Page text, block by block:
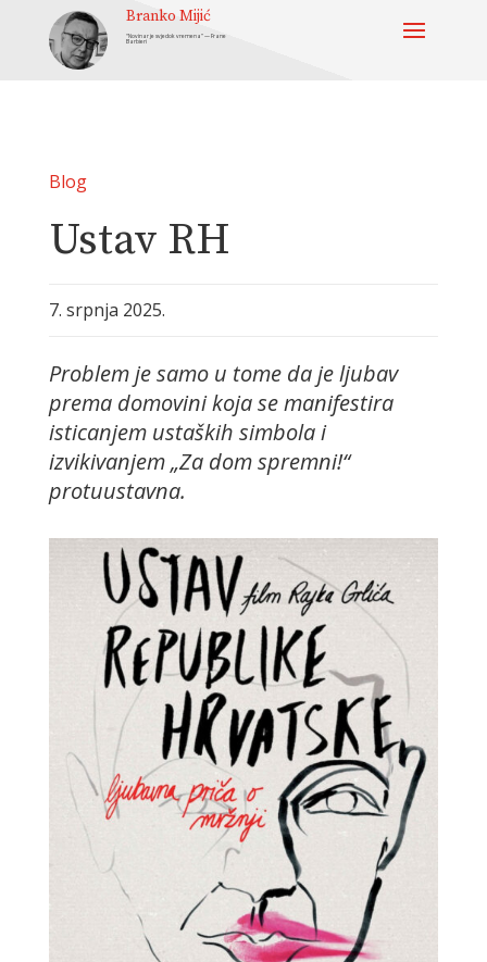
Branko Mijić
“Novinar je svjedok vremena” — Frane
Barbieri
Blog
Ustav RH
7. srpnja 2025.
Problem je samo u tome da je ljubav
prema domovini koja se manifestira
isticanjem ustaških simbola i
izvikivanjem „Za dom spremni!“
protuustavna.